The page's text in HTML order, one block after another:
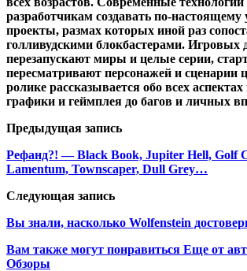
разработчикам создавать по-настоящему
проекты, размах которых иной раз
голливудскими блокбастерами. Игровых
перезапускают миры и целые серии,
пересматривают персонажей и сценарии
ролике рассказывается обо всех
графики и геймплея до багов и личных
Предыдущая запись
Рефанд?! — Black Book, Jupiter Hell, Golf
Lamentum, Townscaper, Dull Grey…
Следующая запись
Вы знали, насколько Wolfenstein
Вам также могут понравиться Еще от
Обзоры